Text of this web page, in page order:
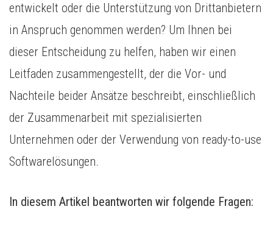
entwickelt oder die Unterstützung von Drittanbietern
in Anspruch genommen werden? Um Ihnen bei
dieser Entscheidung zu helfen, haben wir einen
Leitfaden zusammengestellt, der die Vor- und
Nachteile beider Ansätze beschreibt, einschließlich
der Zusammenarbeit mit spezialisierten
Unternehmen oder der Verwendung von ready-to-use
Softwarelösungen.
In diesem Artikel beantworten wir folgende Fragen: